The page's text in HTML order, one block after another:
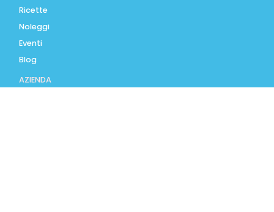
Ricette
Noleggi
Eventi
Blog
AZIENDA